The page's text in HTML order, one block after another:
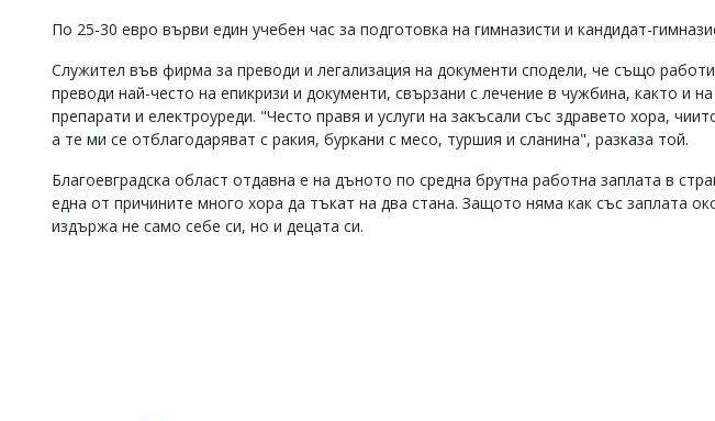
отговорност
откриете
обиден
коментар,
сигнализирайте
По 25-30 евро върви един учебен час за подготовка на гимназисти и кандидат-
Служител във фирма за преводи и легализация на документи сподели, че също
преводи най-често на епикризи и документи, свързани с лечение в чужбина, както и
препарати и електроуреди. "Често правя и услуги на закъсали със здравето хора,
а те ми се отблагодаряват с ракия, буркани с месо, туршия и сланина", разказа той.
Благоевградска област отдавна е на дъното по средна брутна работна заплата в
една от причините много хора да тъкат на два стана. Защото няма как със заплата
издържа не само себе си, но и децата си.